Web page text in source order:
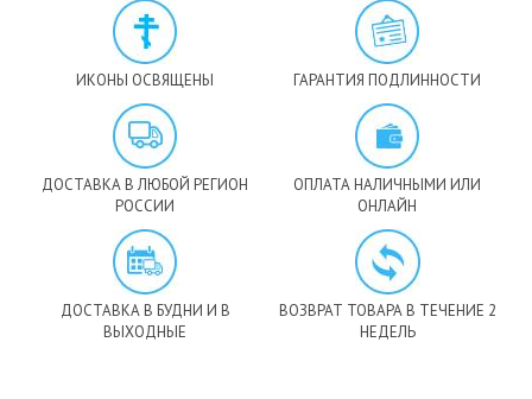
ИКОНЫ ОСВЯЩЕНЫ ГАРАНТИЯ ПОДЛИННОСТИ
ДОСТАВКА В ЛЮБОЙ РЕГИОН
РОССИИ
ОПЛАТА НАЛИЧНЫМИ ИЛИ
ОНЛАЙН
ДОСТАВКА В БУДНИ И В
ВЫХОДНЫЕ
ВОЗВРАТ ТОВАРА В ТЕЧЕНИЕ 2
НЕДЕЛЬ